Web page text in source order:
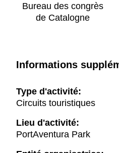
Bureau des congrès
de Catalogne
Informations
Type d'activité:
Circuits touristiques
Lieu d'activité:
PortAventura Park